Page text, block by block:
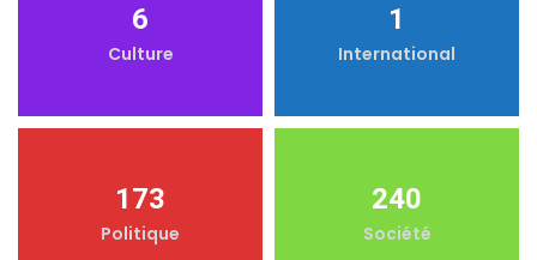
6
Culture
1
International
173
Politique
240
Société